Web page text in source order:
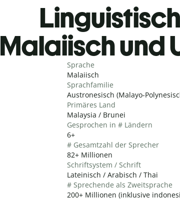
Malaiisch und
Sprache
Malaiisch
Sprachfamilie
Austronesisch (Malayo-
Primäres Land
Malaysia / Brunei
Gesprochen in # Ländern
6+
# Gesamtzahl der Sprecher
82+ Millionen
Schriftsystem / Schrift
Lateinisch / Arabisch / Thai
# Sprechende als Zweitsprache
200+ Millionen (inklusive